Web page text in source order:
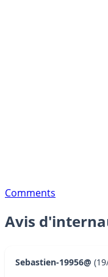
Comments
Avis
Sebastien-19956@